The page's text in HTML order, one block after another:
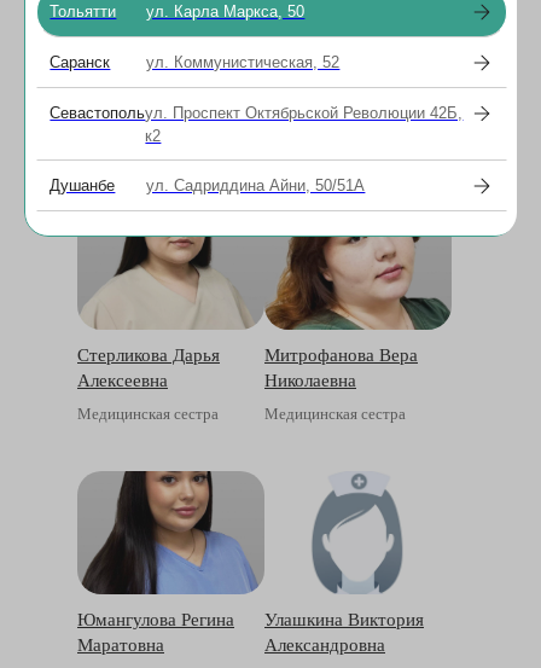
Кензина Фания
Тимирбаевна
Старшая медицинская
Щетинина Оксана
Владимировна
высшей категории
Стерликова Дарья
Алексеевна
Медицинская сестра
Митрофанова Вера
Николаевна
Медицинская сестра
Юмангулова Регина
Маратовна
Улашкина Виктория
Александровна
Тольятти ул. Карла Маркса, 50
Саранск ул. Коммунистическая, 52
Севастопольул. Проспект Октябрьской Революции 42Б,
к2
Душанбе ул. Садриддина Айни, 50/51А